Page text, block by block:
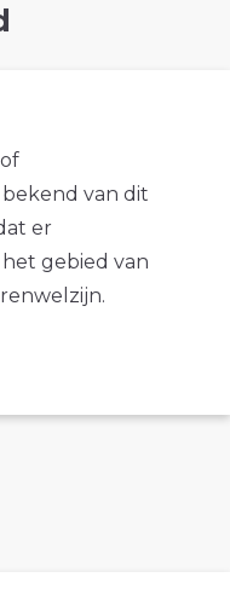
of
van dit
er
gebied van